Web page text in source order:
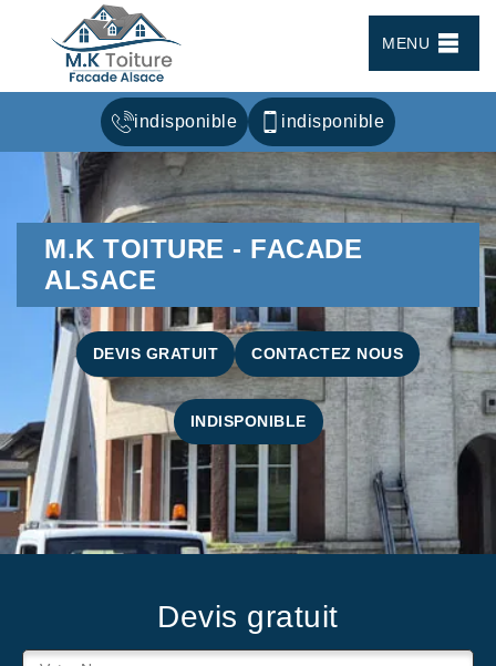
MENU
indisponible indisponible
M.K TOITURE - FACADE
ALSACE
DEVIS GRATUIT CONTACTEZ NOUS
INDISPONIBLE
Devis gratuit